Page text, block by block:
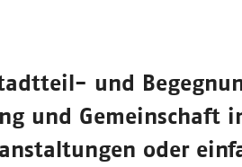
und
und Gemeinschaft
oder